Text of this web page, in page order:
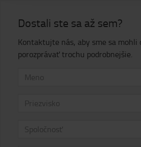
Dostali ste sa až sem?
Kontaktujte nás, aby sme sa mohli
porozprávať trochu podrobnejšie.